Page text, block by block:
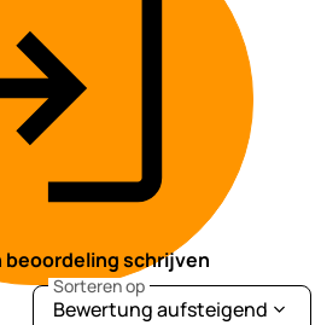
beoordeling schrijven
Sorteren op
Bewertung aufsteigend